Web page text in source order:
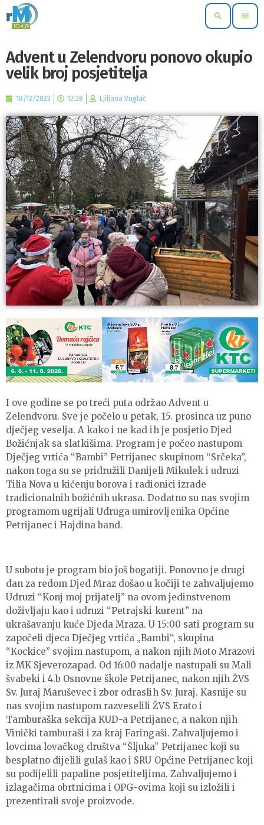
search menu
Advent u Zelendvoru ponovo okupio
velik broj posjetitelja
18/12/2023 12:28 Ljiljana Vuglač
I ove godine se po treći puta održao Advent u
Zelendvoru. Sve je počelo u petak, 15. prosinca uz puno
dječjeg veselja. A kako i ne kad ih je posjetio Djed
Božićnjak sa slatkišima. Program je počeo nastupom
Dječjeg vrtića “Bambi” Petrijanec skupinom “Srčeka”,
nakon toga su se pridružili Danijeli Mikulek i udruzi
Tilia Nova u kićenju borova i radionici izrade
tradicionalnih božićnih ukrasa. Dodatno su nas svojim
programom ugrijali Udruga umirovljenika Općine
Petrijanec i Hajdina band.
U subotu je program bio još bogatiji. Ponovno je drugi
dan za redom Djed Mraz došao u kočiji te zahvaljujemo
Udruzi “Konj moj prijatelj” na ovom jedinstvenom
doživljaju kao i udruzi “Petrajski kurent” na
ukrašavanju kuće Djeda Mraza. U 15:00 sati program su
započeli djeca Dječjeg vrtića „Bambi“, skupina
“Kockice” svojim nastupom, a nakon njih Moto Mrazovi
iz MK Sjeverozapad. Od 16:00 nadalje nastupali su Mali
švabeki i 4.b Osnovne škole Petrijanec, nakon njih ŽVS
Sv. Juraj Maruševec i zbor odraslih Sv. Juraj. Kasnije su
nas svojim nastupom razveselili ŽVS Erato i
Tamburaška sekcija KUD-a Petrijanec, a nakon njih
Vinički tamburaši i za kraj Faringaši. Zahvaljujemo i
lovcima lovačkog društva “Šljuka” Petrijanec koji su
besplatno dijelili gulaš kao i SRU Općine Petrijanec koji
su podijelili papaline posjetiteljima. Zahvaljujemo i
izlagačima obrtnicima i OPG-ovima koji su izložili i
prezentirali svoje proizvode.